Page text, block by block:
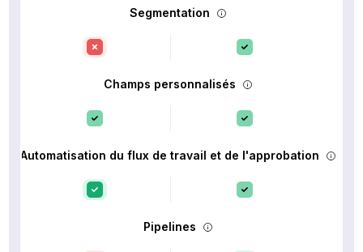
Segmentation
Champs personnalisés
Automatisation du flux de travail et de l'approbation
Pipelines